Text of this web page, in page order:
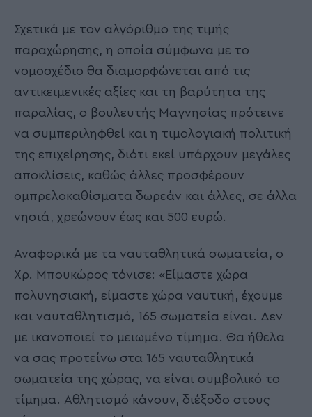
Σχετικά με τον αλγόριθμο της τιμής
παραχώρησης, η οποία σύμφωνα με το
νομοσχέδιο θα διαμορφώνεται από τις
αντικειμενικές αξίες και τη βαρύτητα της
παραλίας, ο βουλευτής Μαγνησίας πρότεινε
να συμπεριληφθεί και η τιμολογιακή πολιτική
της επιχείρησης, διότι εκεί υπάρχουν μεγάλες
αποκλίσεις, καθώς άλλες προσφέρουν
ομπρελοκαθίσματα δωρεάν και άλλες, σε άλλα
νησιά, χρεώνουν έως και 500 ευρώ.
Αναφορικά με τα ναυταθλητικά σωματεία, ο
Χρ. Μπουκώρος τόνισε: «Είμαστε χώρα
πολυνησιακή, είμαστε χώρα ναυτική, έχουμε
και ναυταθλητισμό, 165 σωματεία είναι. Δεν
με ικανοποιεί το μειωμένο τίμημα. Θα ήθελα
να σας προτείνω στα 165 ναυταθλητικά
σωματεία της χώρας, να είναι συμβολικό το
τίμημα. Αθλητισμό κάνουν, διέξοδο στους